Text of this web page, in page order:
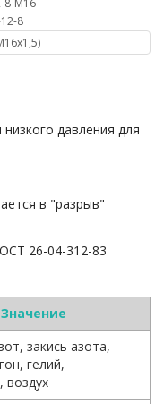
давления для
в "разрыв"
26-04-312-83
Значение
закись азота,
гелий,
воздух